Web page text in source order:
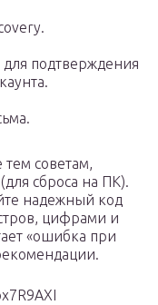
для подтверждения
советам,
сброса на ПК).
надежный код
цифрами и
«ошибка при